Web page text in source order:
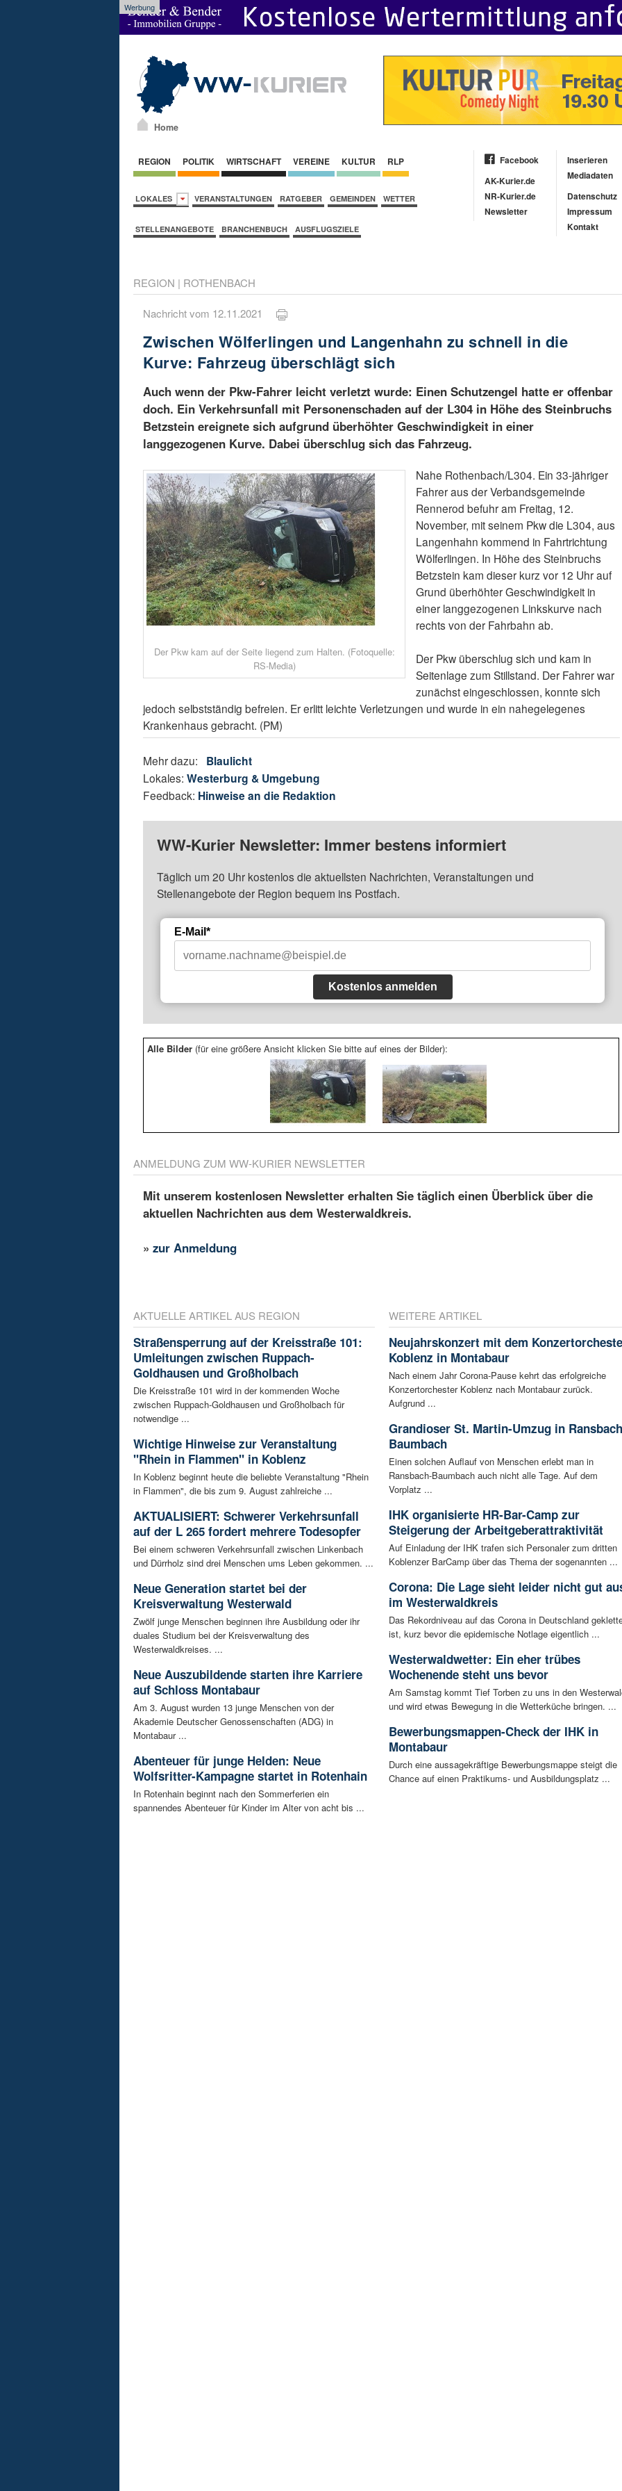
Werbung
Home
REGION POLITIK WIRTSCHAFT VEREINE KULTUR RLP
LOKALES VERANSTALTUNGEN RATGEBER GEMEINDEN WETTER
STELLENANGEBOTE BRANCHENBUCH AUSFLUGSZIELE
Facebook
AK-Kurier.de
NR-Kurier.de
Newsletter
Inserieren
Mediadaten
Datenschutz
Impressum
Kontakt
REGION | ROTHENBACH
Nachricht vom 12.11.2021
Zwischen Wölferlingen und Langenhahn zu schnell in die
Kurve: Fahrzeug überschlägt sich
Auch wenn der Pkw-Fahrer leicht verletzt wurde: Einen Schutzengel hatte er offenbar
doch. Ein Verkehrsunfall mit Personenschaden auf der L304 in Höhe des Steinbruchs
Betzstein ereignete sich aufgrund überhöhter Geschwindigkeit in einer
langgezogenen Kurve. Dabei überschlug sich das Fahrzeug.
Der Pkw kam auf der Seite liegend zum Halten. (Fotoquelle:
RS-Media)
Nahe Rothenbach/L304. Ein 33-jähriger
Fahrer aus der Verbandsgemeinde
Rennerod befuhr am Freitag, 12.
November, mit seinem Pkw die L304, aus
Langenhahn kommend in Fahrtrichtung
Wölferlingen. In Höhe des Steinbruchs
Betzstein kam dieser kurz vor 12 Uhr auf
Grund überhöhter Geschwindigkeit in
einer langgezogenen Linkskurve nach
rechts von der Fahrbahn ab.
Der Pkw überschlug sich und kam in
Seitenlage zum Stillstand. Der Fahrer war
zunächst eingeschlossen, konnte sich
jedoch selbstständig befreien. Er erlitt leichte Verletzungen und wurde in ein nahegelegenes
Krankenhaus gebracht. (PM)
Mehr dazu: Blaulicht
Lokales:Westerburg & Umgebung
Feedback: Hinweise an die Redaktion
WW-Kurier Newsletter: Immer bestens informiert
Täglich um 20 Uhr kostenlos die aktuellsten Nachrichten, Veranstaltungen und
Stellenangebote der Region bequem ins Postfach.
E-Mail*
Kostenlos anmelden
Alle Bilder (für eine größere Ansicht klicken Sie bitte auf eines der Bilder):
ANMELDUNG ZUM WW-KURIER NEWSLETTER
Mit unserem kostenlosen Newsletter erhalten Sie täglich einen Überblick über die
aktuellen Nachrichten aus dem Westerwaldkreis.
»zur Anmeldung
AKTUELLE ARTIKEL AUS REGION
Straßensperrung auf der Kreisstraße 101:
Umleitungen zwischen Ruppach-
Goldhausen und Großholbach
Die Kreisstraße 101 wird in der kommenden Woche
zwischen Ruppach-Goldhausen und Großholbach für
notwendige ...
Wichtige Hinweise zur Veranstaltung
"Rhein in Flammen" in Koblenz
In Koblenz beginnt heute die beliebte Veranstaltung "Rhein
in Flammen", die bis zum 9. August zahlreiche ...
AKTUALISIERT: Schwerer Verkehrsunfall
auf der L 265 fordert mehrere Todesopfer
Bei einem schweren Verkehrsunfall zwischen Linkenbach
und Dürrholz sind drei Menschen ums Leben gekommen. ...
Neue Generation startet bei der
Kreisverwaltung Westerwald
Zwölf junge Menschen beginnen ihre Ausbildung oder ihr
duales Studium bei der Kreisverwaltung des
Westerwaldkreises. ...
Neue Auszubildende starten ihre Karriere
auf Schloss Montabaur
Am 3. August wurden 13 junge Menschen von der
Akademie Deutscher Genossenschaften (ADG) in
Montabaur ...
Abenteuer für junge Helden: Neue
Wolfsritter-Kampagne startet in Rotenhain
In Rotenhain beginnt nach den Sommerferien ein
spannendes Abenteuer für Kinder im Alter von acht bis ...
WEITERE ARTIKEL
Neujahrskonzert mit dem
Koblenz in Montabaur
Nach einem Jahr Corona-Pause kehrt das erfolgreiche
Konzertorchester Koblenz nach Montabaur zurück.
Aufgrund ...
Grandioser St. Martin-Umzug in
Baumbach
Einen solchen Auflauf von Menschen erlebt man in
Ransbach-Baumbach auch nicht alle Tage. Auf dem
Vorplatz ...
IHK organisierte HR-Bar-Camp zur
Steigerung der Arbeitgeberattraktivität
Auf Einladung der IHK trafen sich Personaler zum dritten
Koblenzer BarCamp über das Thema der sogenannten ...
Corona: Die Lage sieht leider nicht gut
im Westerwaldkreis
Das Rekordniveau auf das Corona in Deutschland
ist, kurz bevor die epidemische Notlage eigentlich ...
Westerwaldwetter: Ein eher trübes
Wochenende steht uns bevor
Am Samstag kommt Tief Torben zu uns in den
und wird etwas Bewegung in die Wetterküche bringen. ...
Bewerbungsmappen-Check der IHK in
Montabaur
Durch eine aussagekräftige Bewerbungsmappe steigt die
Chance auf einen Praktikums- und Ausbildungsplatz ...